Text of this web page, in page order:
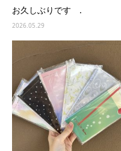
お久しぶりです .
2026.05.29